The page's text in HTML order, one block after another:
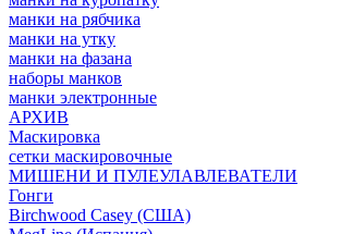
манки на рябчика
манки на утку
манки на фазана
наборы манков
манки электронные
АРХИВ
Маскировка
сетки маскировочные
МИШЕНИ И ПУЛЕУЛАВЛЕВАТЕЛИ
Гонги
Birchwood Casey (США)